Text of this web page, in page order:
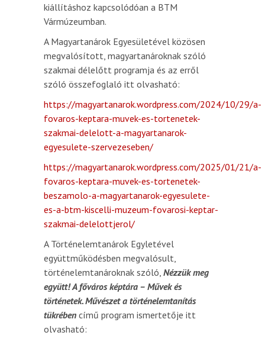
kiállításhoz kapcsolódóan a BTM
Vármúzeumban.
A Magyartanárok Egyesületével közösen
megvalósított, magyartanároknak szóló
szakmai délelőtt programja és az erről
szóló összefoglaló itt olvasható:
https://magyartanarok.wordpress.com/2024/10/29/a-
fovaros-keptara-muvek-es-tortenetek-
szakmai-delelott-a-magyartanarok-
egyesulete-szervezeseben/
https://magyartanarok.wordpress.com/2025/01/21/a-
fovaros-keptara-muvek-es-tortenetek-
beszamolo-a-magyartanarok-egyesulete-
es-a-btm-kiscelli-muzeum-fovarosi-keptar-
szakmai-delelottjerol/
A Történelemtanárok Egyletével
együttműködésben megvalósult,
történelemtanároknak szóló, Nézzük meg
együtt! A főváros képtára – Művek és
történetek. Művészet a történelemtanítás
tükrében című program ismertetője itt
olvasható: